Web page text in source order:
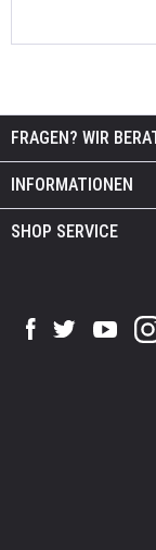
FRAGEN? WIR
INFORMATIONEN
SHOP SERVICE